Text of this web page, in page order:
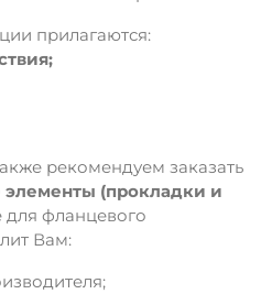
прилагаются:
рекомендуем заказать
(прокладки и
фланцевого
Вам: